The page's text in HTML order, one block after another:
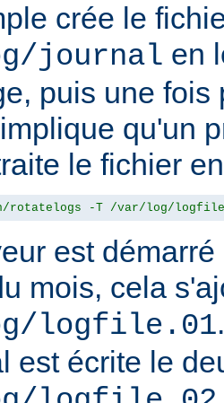
crée le
journal en
puis une fois
qu'un
le fichier
rotatelogs -T /var/log/
est
mois, cela
logfile.01
est écrite le